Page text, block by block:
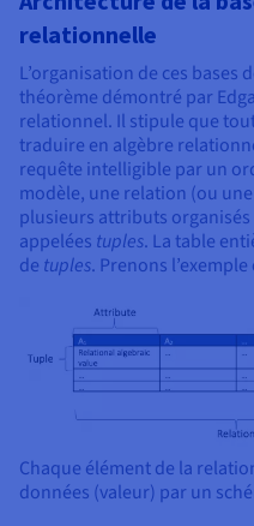
relationnelle
L’organisation de ces bases
théorème démontré par
relationnel. Il stipule que
traduire en algèbre
requête intelligible par un
modèle, une relation (ou
plusieurs attributs
appelées tuples. La table
de tuples. Prenons
Chaque élément de la
données (valeur) par un